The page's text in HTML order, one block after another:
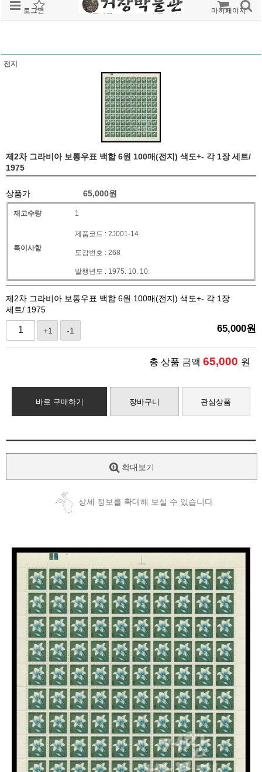
로그인 회원가입 주문조회 마이페이지
전지
제2차 그라비아 보통우표 백합 6원 100매(전지) 색도+- 각 1장 세트/
1975
상품가 65,000원
재고수량 1
특이사항
제품코드 : 2J001-14
도감번호 : 268
발행년도 : 1975. 10. 10.
제2차 그라비아 보통우표 백합 6원 100매(전지) 색도+- 각 1장
세트/ 1975
+1 -1 65,000원
총 상품 금액 65,000 원
바로 구매하기 장바구니 관심상품
확대보기
상세 정보를 확대해 보실 수 있습니다